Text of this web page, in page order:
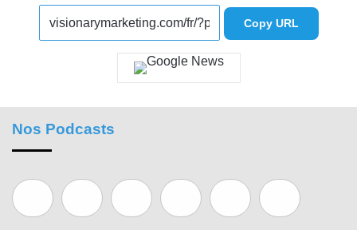
Copy URL
Nos Podcasts